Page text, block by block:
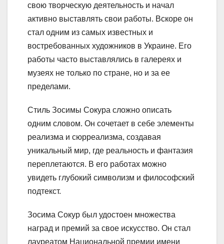
свою творческую деятельность и начал
активно выставлять свои работы. Вскоре он
стал одним из самых известных и
востребованных художников в Украине. Его
работы часто выставлялись в галереях и
музеях не только по стране, но и за ее
пределами.
Стиль Зосимы Сокура сложно описать
одним словом. Он сочетает в себе элементы
реализма и сюрреализма, создавая
уникальный мир, где реальность и фантазия
переплетаются. В его работах можно
увидеть глубокий символизм и философский
подтекст.
Зосима Сокур был удостоен множества
наград и премий за свое искусство. Он стал
лауреатом Национальной премии имени